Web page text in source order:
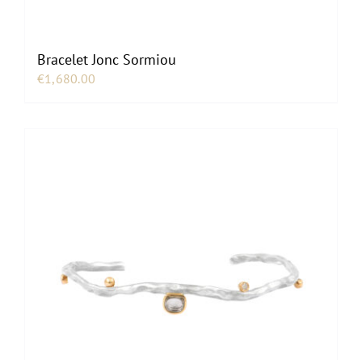
Bracelet Jonc Sormiou
€1,680.00